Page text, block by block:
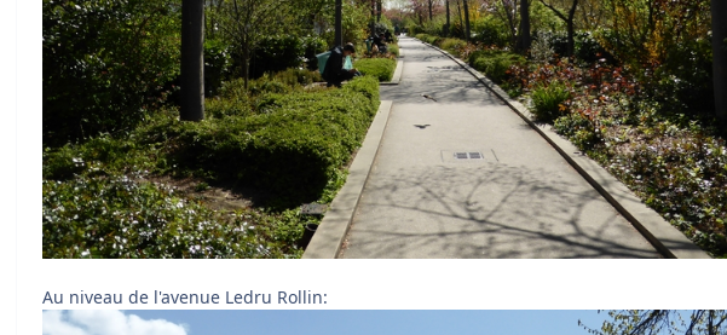
Au niveau de l'avenue Ledru Rollin: